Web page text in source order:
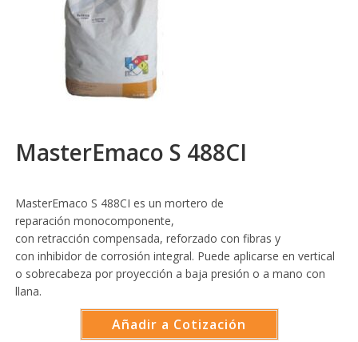
MasterEmaco S 488CI
MasterEmaco S 488CI es un mortero de
reparación monocomponente,
con retracción compensada, reforzado con fibras y
con inhibidor de corrosión integral. Puede aplicarse en vertical
o sobrecabeza por proyección a baja presión o a mano con
llana.
Añadir a Cotización